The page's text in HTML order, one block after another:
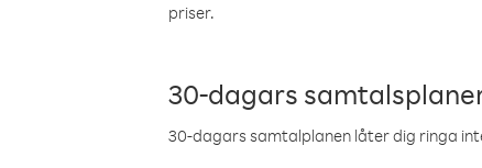
priser.
30-dagars
30-dagars samtalplanen låter dig ringa